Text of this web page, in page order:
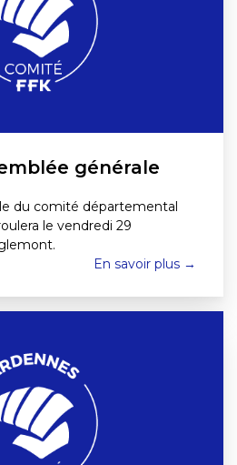
générale
du comité départemental
le vendredi 29
En savoir plus →